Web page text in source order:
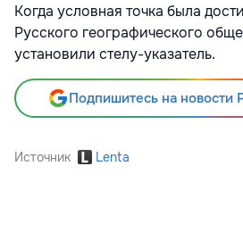
Когда условная точка была
Русского географического
установили стелу-указатель.
Подпишитесь на новости
Источник Lenta